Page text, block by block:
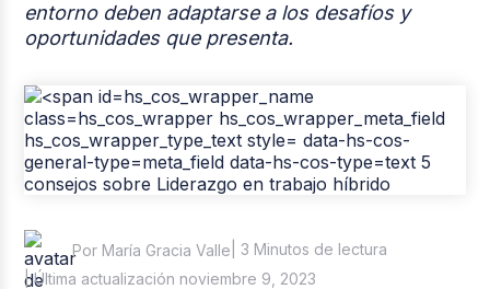
Columna del Experto
Reclutamiento y Selección
entorno deben adaptarse a los desafíos y
oportunidades que presenta.
Por María Gracia Valle | 3 Minutos de lectura
| Última actualización noviembre 9, 2023